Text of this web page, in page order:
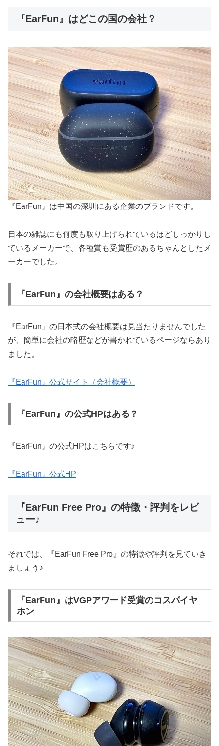
『EarFun』はどこの国の会社？
『EarFun』は中国の深圳にある企業のブランドです。
日本の雑誌にも何度も取り上げられているほどしっかりし
ているメーカーで、各種賞も受賞歴のあるちゃんとしたメ
ーカーでした。
『EarFun』の会社概要はある？
『EarFun』の日本式の会社概要は見当たりませんでした
が、簡単に会社の略歴などが書かれているページならあり
ました。
『EarFun』公式サイト（会社概要）
『EarFun』の公式HPはある？
『EarFun』の公式HPはこちらです♪
『EarFun』公式HP
『EarFun Free Pro』の特徴・評判をレビ
ュー♪
それでは、『EarFun Free Pro』の特徴や評判を見ていき
ましょう♪
『EarFun』はVGPアワード受賞のコスパイヤ
ホン